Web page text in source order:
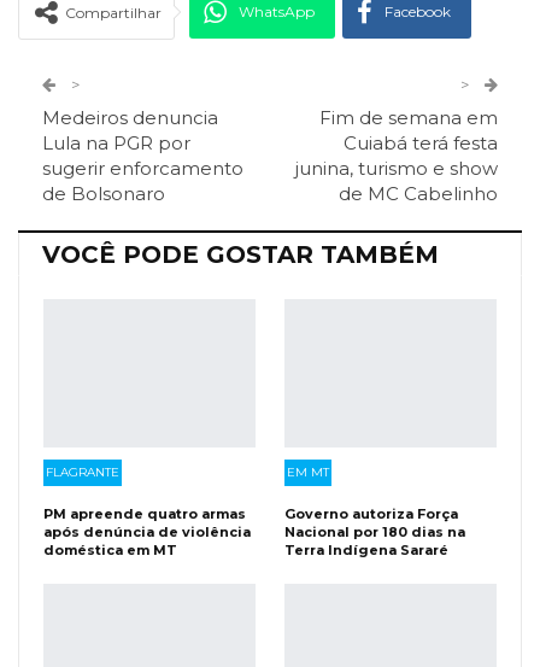
Compartilhar WhatsApp Facebook
Facebook Messenger O email
>
Medeiros denuncia
Lula na PGR por
sugerir enforcamento
de Bolsonaro
>
Fim de semana em
Cuiabá terá festa
junina, turismo e show
de MC Cabelinho
VOCÊ PODE GOSTAR TAMBÉM
FLAGRANTE
PM apreende quatro armas
após denúncia de violência
doméstica em MT
EM MT
Governo autoriza Força
Nacional por 180 dias na
Terra Indígena Sararé